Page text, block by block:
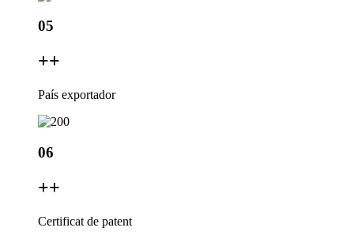
05
++
País exportador
06
++
Certificat de patent